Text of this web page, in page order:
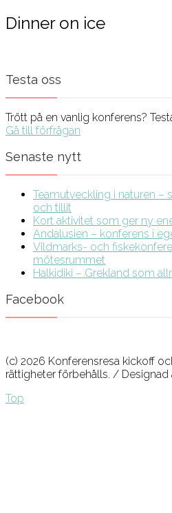
Dinner on ice
Testa oss
Trött på en vanlig konferens?
Gå till förfrågan
Senaste nytt
Teamutveckling i naturen –
och tillit
Kort aktivitet som ger ny
Andalusien – konferens i
Vildmarks- och
mötesrummet
Halkidiki – Grekland som
Facebook
(c) 2026 Konferensresa kickoff
rättigheter förbehålls. / Designad
Top